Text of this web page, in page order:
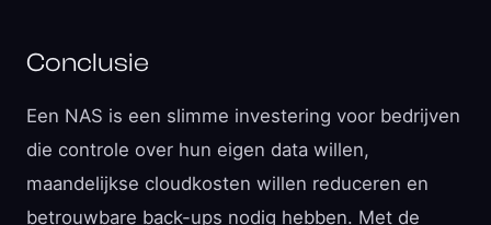
Conclusie
Een NAS is een slimme investering voor bedrijven
die controle over hun eigen data willen,
maandelijkse cloudkosten willen reduceren en
betrouwbare back-ups nodig hebben. Met de